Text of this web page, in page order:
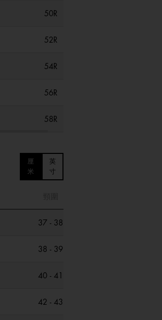
50R
52R
54R
56R
58R
厘
米
英
寸
37 - 38
38 - 39
40 - 41
42 - 43